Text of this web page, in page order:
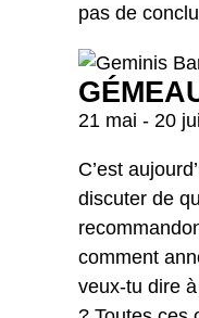
pas de
21 mai - 20
C’est
discuter de
comment
veux-tu dire